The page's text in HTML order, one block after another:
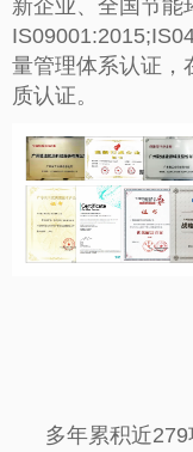
新企业、全国节能
量管理体系认证，
质认证。
多年累积近